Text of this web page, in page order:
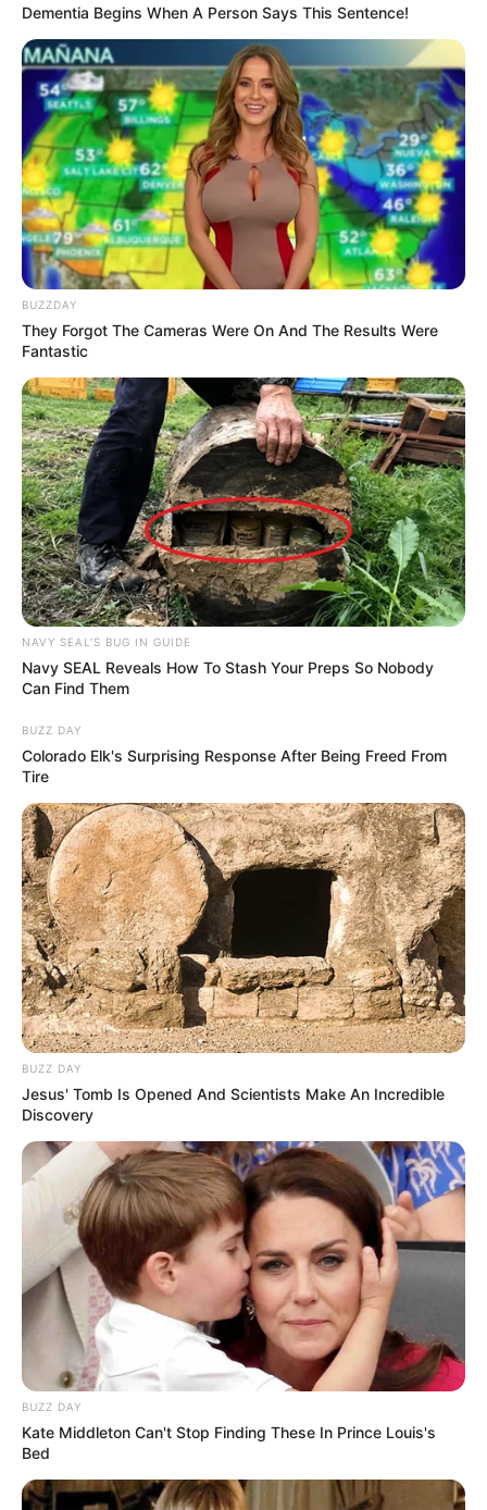
Fail! 10 Potret Makanan Gagal
Dimasak yang Bikin Kamu
Nggak Selera
10 Pose Manekin Anti
Mainstream yang Konyol
Banget
8 Kata Lucu Seputar Malam
Minggu ala Jomblo yang Bikin
Ngenes
10 Desain Kanopi Tempat
Tidur, Serasa Beristirahat di
Kamar Raja
Tampil Lebih Modern, 7 Potret
Hasil Renovasi Rumah Berusia
90 Tahun
Dementia Begins When A Person Says This Sentence!
BUZZDAY
They Forgot The Cameras Were On And The Results Were
Fantastic
NAVY SEAL'S BUG IN GUIDE
Navy SEAL Reveals How To Stash Your Preps So Nobody
Can Find Them
BUZZ DAY
Colorado Elk's Surprising Response After Being Freed From
Tire
BUZZ DAY
Jesus' Tomb Is Opened And Scientists Make An Incredible
Discovery
BUZZ DAY
Kate Middleton Can't Stop Finding These In Prince Louis's
Bed